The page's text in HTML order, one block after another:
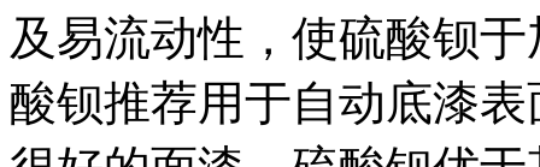
及易流动性，使硫酸钡
酸钡推荐用于自动底漆